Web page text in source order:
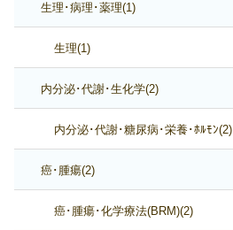
生理･病理･薬理(1)
生理(1)
内分泌･代謝･生化学(2)
内分泌･代謝･糖尿病･栄養･ﾎﾙﾓﾝ(2)
癌･腫瘍(2)
癌･腫瘍･化学療法(BRM)(2)